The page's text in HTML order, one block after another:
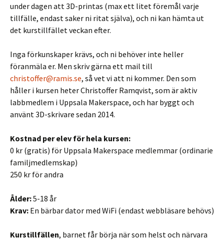
under dagen att 3D-printas (max ett litet föremål varje
tillfälle, endast saker ni ritat själva), och ni kan hämta ut
det kurstillfället veckan efter.
Inga förkunskaper krävs, och ni behöver inte heller
föranmäla er. Men skriv gärna ett mail till
christoffer@ramis.se, så vet vi att ni kommer. Den som
håller i kursen heter Christoffer Ramqvist, som är aktiv
labbmedlem i Uppsala Makerspace, och har byggt och
använt 3D-skrivare sedan 2014.
Kostnad per elev för hela kursen:
0 kr (gratis) för Uppsala Makerspace medlemmar (ordinarie
familjmedlemskap)
250 kr för andra
Ålder:5-18 år
Krav: En bärbar dator med WiFi (endast webbläsare behövs)
Kurstillfällen, barnet får börja när som helst och närvara